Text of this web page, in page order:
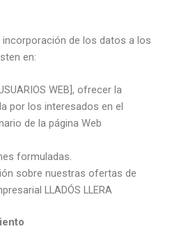
incorporación de los datos a los
en:
WEB], ofrecer la
por los interesados en el
de la página Web
formuladas.
sobre nuestras ofertas de
LLADÓS LLERA